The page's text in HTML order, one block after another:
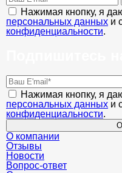
Нажимая кнопку, я
персональных данных и
конфиденциальности.
Нажимая кнопку, я
персональных данных и
конфиденциальности.
О компании
Отзывы
Новости
Вопрос-ответ